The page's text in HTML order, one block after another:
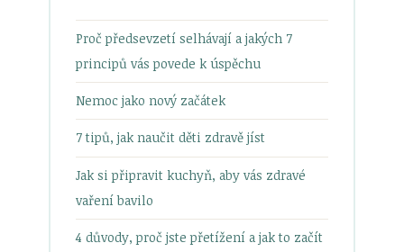
Proč předsevzetí selhávají a jakých 7
principů vás povede k úspěchu
Nemoc jako nový začátek
7 tipů, jak naučit děti zdravě jíst
Jak si připravit kuchyň, aby vás zdravé
vaření bavilo
4 důvody, proč jste přetížení a jak to začít